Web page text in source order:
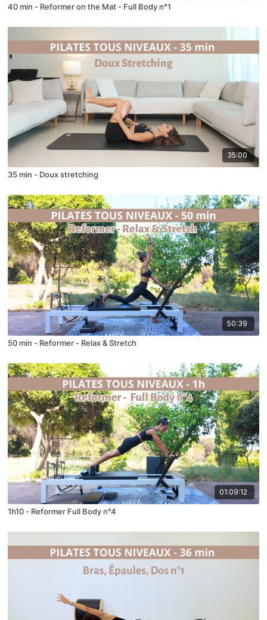
40 min - Reformer on the Mat - Full Body n°1
35:00
35 min - Doux stretching
50:39
50 min - Reformer - Relax & Stretch
01:09:12
1h10 - Reformer Full Body n°4